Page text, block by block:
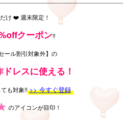
け ❤️ 週末限定！
クーポン!!
ール割引対象外】の
レスに使える！
も対象!! >> 今すぐ登録
のアイコンが目印！